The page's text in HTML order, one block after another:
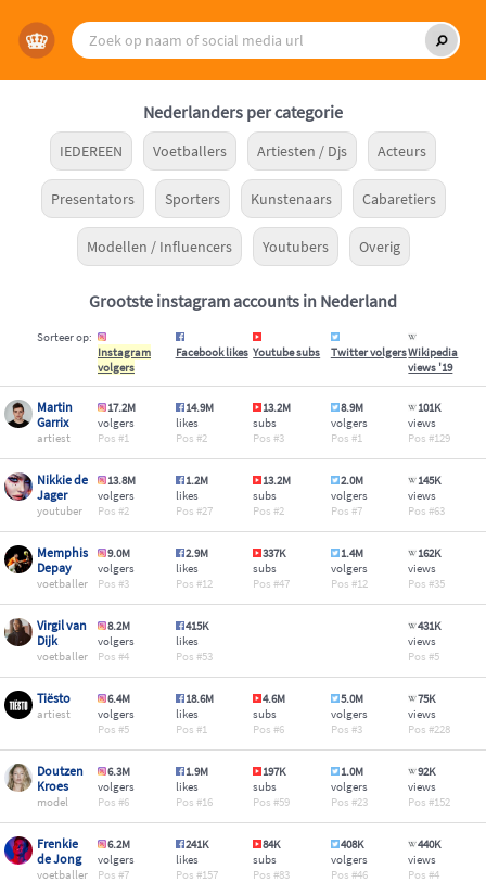
Nederlanders per categorie
IEDEREEN Voetballers Artiesten / Djs Acteurs
Presentators Sporters Kunstenaars Cabaretiers
Modellen / Influencers Youtubers Overig
Grootste instagram accounts in Nederland
Sorteer op:
Instagram
volgers
Facebook likes Youtube subs Twitter volgersWikipedia
views '19
Martin
Garrix
artiest
17.2M
volgers
1
14.9M
likes
2
13.2M
subs
3
8.9M
volgers
1
101K
views
129
Nikkie de
Jager
youtuber
13.8M
volgers
2
1.2M
likes
27
13.2M
subs
2
2.0M
volgers
7
145K
views
63
Memphis
Depay
voetballer
9.0M
volgers
3
2.9M
likes
12
337K
subs
47
1.4M
volgers
12
162K
views
35
Virgil van
Dijk
voetballer
8.2M
volgers
4
415K
likes
53
431K
views
5
Tiësto
artiest
6.4M
volgers
5
18.6M
likes
1
4.6M
subs
6
5.0M
volgers
3
75K
views
228
Doutzen
Kroes
model
6.3M
volgers
6
1.9M
likes
16
197K
subs
59
1.0M
volgers
23
92K
views
152
Frenkie
de Jong
voetballer
6.2M
volgers
7
241K
likes
157
84K
subs
83
408K
volgers
46
440K
views
4